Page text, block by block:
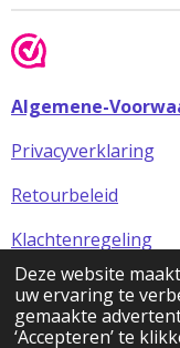
Deze website
uw ervaring te
gemaakte
‘Accepteren’ te
Algemene-
Privacyverklaring
Retourbeleid
Klachtenregeling
Alle prijzen in de
aangegeven)
© 2024